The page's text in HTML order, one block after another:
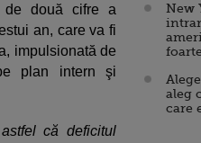
de două cifre a
an, care va fi
impulsionată de
plan intern şi
că deficitul
New
aleg
care